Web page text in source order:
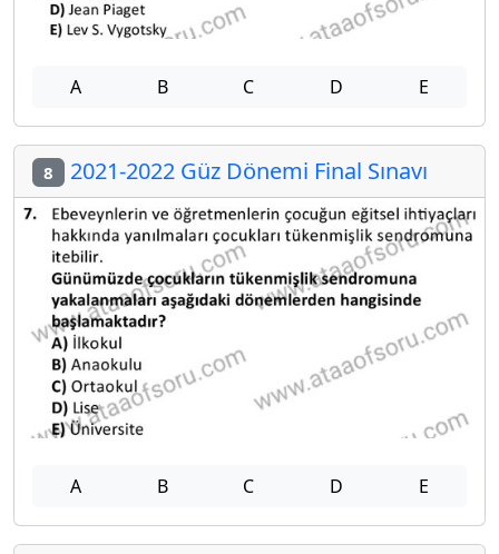
A B C D E
8 2021-2022 Güz Dönemi Final Sınavı
A B C D E